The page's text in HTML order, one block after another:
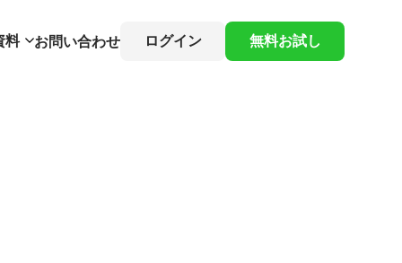
料 お問い合わせ ログイン 無料お試し